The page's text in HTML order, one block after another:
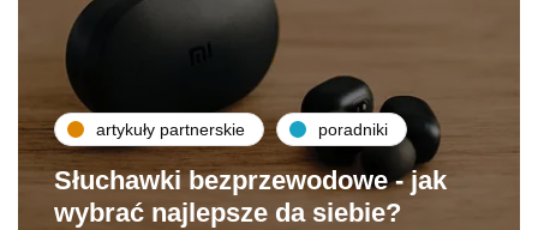
artykuły partnerskie poradniki
Słuchawki bezprzewodowe - jak
wybrać najlepsze da siebie?